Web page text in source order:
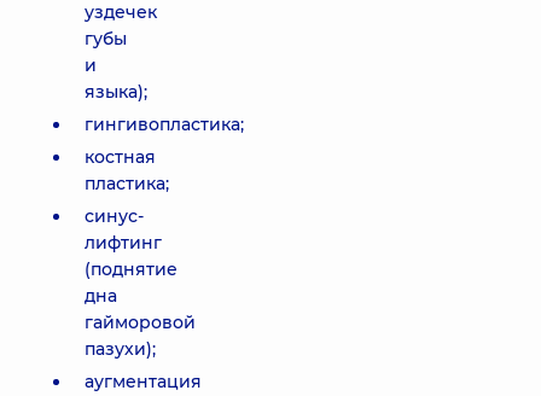
уздечек
губы
и
языка);
гингивопластика;
костная
пластика;
синус-
лифтинг
(поднятие
дна
гайморовой
пазухи);
аугментация